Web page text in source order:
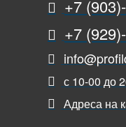
+7
+7
с 10-00 до
Адреса на